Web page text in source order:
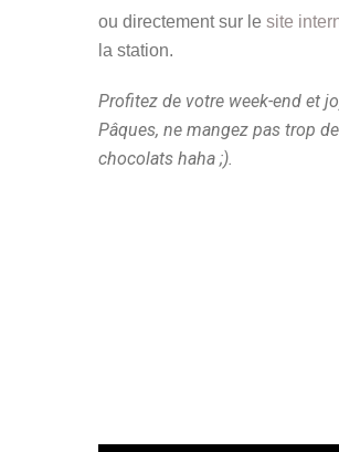
ou directement sur le site
la station.
Profitez de votre week-end et
Pâques, ne mangez pas trop de
chocolats haha ;).